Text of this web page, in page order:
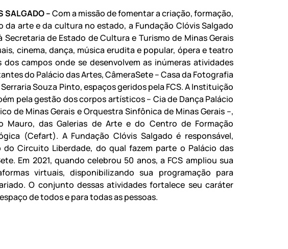
SALGADO –Com a missão de fomentar a criação, formação,
da arte e da cultura no estado, a Fundação Clóvis Salgado
Secretaria de Estado de Cultura e Turismo de Minas Gerais
cinema, dança, música erudita e popular, ópera e teatro
campos onde se desenvolvem as inúmeras atividades
do Palácio das Artes, CâmeraSete – Casa da Fotografia
Serraria Souza Pinto, espaços geridos pela FCS. A Instituição
pela gestão dos corpos artísticos – Cia de Dança Palácio
de Minas Gerais e Orquestra Sinfônica de Minas Gerais –,
Mauro, das Galerias de Arte e do Centro de Formação
(Cefart). A Fundação Clóvis Salgado é responsável,
do Circuito Liberdade, do qual fazem parte o Palácio das
Em 2021, quando celebrou 50 anos, a FCS ampliou sua
virtuais, disponibilizando sua programação para
O conjunto dessas atividades fortalece seu caráter
de todos e para todas as pessoas.